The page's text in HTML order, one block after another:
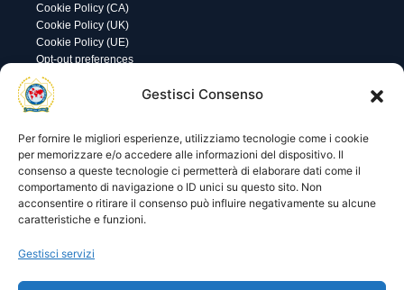
Gestisci Consenso
Per fornire le migliori esperienze, utilizziamo tecnologie come i cookie
per memorizzare e/o accedere alle informazioni del dispositivo. Il
consenso a queste tecnologie ci permetterà di elaborare dati come il
comportamento di navigazione o ID unici su questo sito. Non
acconsentire o ritirare il consenso può influire negativamente su alcune
caratteristiche e funzioni.
Gestisci servizi
Cookie Policy (CA)
Cookie Policy (UK)
Cookie Policy (UE)
Opt-out preferences
Utility
Visite di oggi: 32
Visite totali: 14005
Area gestione
Password